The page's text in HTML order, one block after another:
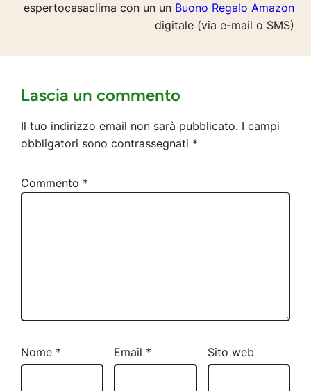
espertocasaclima con un un Buono Regalo Amazon
digitale (via e-mail o SMS)
Lascia un commento
Il tuo indirizzo email non sarà pubblicato. I campi
obbligatori sono contrassegnati *
Commento *
Nome * Email * Sito web